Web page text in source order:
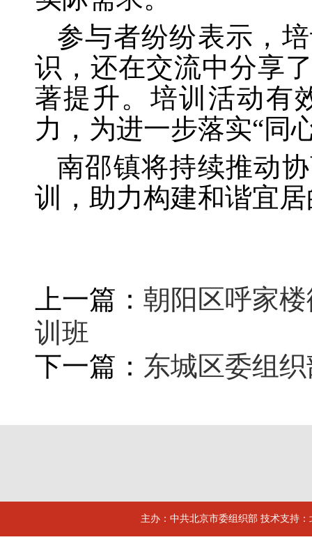
参与者纷纷表示，
识，还在交流中分享
著提升。培训活动有
力，为进一步落实“同
南邵镇将持续推动
训，助力构建和谐宜
上一篇： 朝阳区呼家
训班
下一篇： 东城区委组
主办：中共北京市委组织部 技术支持